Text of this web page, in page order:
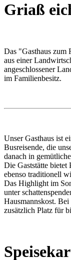
Griaß
Das "Gasthaus zum
aus einer
angeschlossener
im Familienbesitz.
Unser Gasthaus ist
Busreisende, die
danach in
Die Gaststätte
ebenso traditionell
Das Highlight im
unter
Hausmannskost.
zusätzlich Platz für